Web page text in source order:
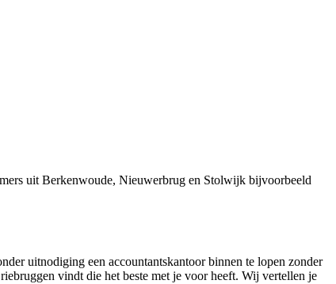
uit Berkenwoude, Nieuwerbrug en Stolwijk bijvoorbeeld
uitnodiging een accountantskantoor binnen te lopen zonder
vindt die het beste met je voor heeft. Wij vertellen je